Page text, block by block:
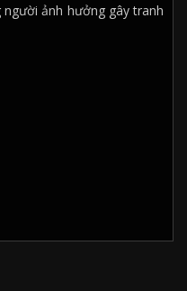
ảnh hưởng gây tranh